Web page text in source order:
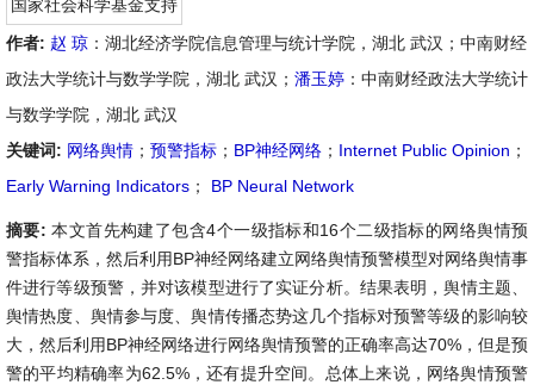
国家社会科学基金支持
作者: 赵 琼 ：湖北经济学院信息管理与统计学院，湖北 武汉；中南财经
政法大学统计与数学学院，湖北 武汉； 潘玉婷 ：中南财经政法大学统计
与数学学院，湖北 武汉
关键词: 网络舆情 ； 预警指标 ； BP神经网络 ； Internet Public Opinion ；
Early Warning Indicators ； BP Neural Network
摘要:本文首先构建了包含4个一级指标和16个二级指标的网络舆情预
警指标体系，然后利用BP神经网络建立网络舆情预警模型对网络舆情事
件进行等级预警，并对该模型进行了实证分析。结果表明，舆情主题、
舆情热度、舆情参与度、舆情传播态势这几个指标对预警等级的影响较
大，然后利用BP神经网络进行网络舆情预警的正确率高达70%，但是预
警的平均精确率为62.5%，还有提升空间。总体上来说，网络舆情预警